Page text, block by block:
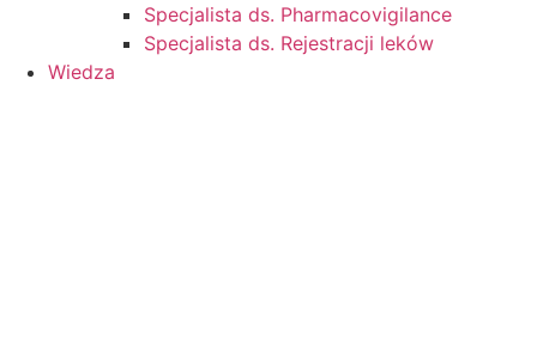
Specjalista ds. Pharmacovigilance
Specjalista ds. Rejestracji leków
Wiedza